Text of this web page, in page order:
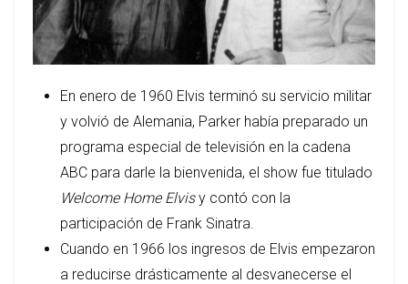
En enero de 1960 Elvis terminó su servicio militar
y volvió de Alemania, Parker había preparado un
programa especial de televisión en la cadena
ABC para darle la bienvenida, el show fue titulado
Welcome Home Elvisy contó con la
participación de Frank Sinatra.
Cuando en 1966 los ingresos de Elvis empezaron
a reducirse drásticamente al desvanecerse el